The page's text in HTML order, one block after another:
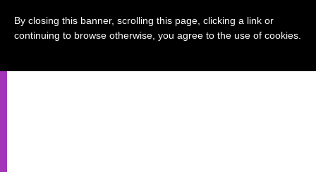
By closing this banner, scrolling this page, clicking a link or
continuing to browse otherwise, you agree to the use of cookies.